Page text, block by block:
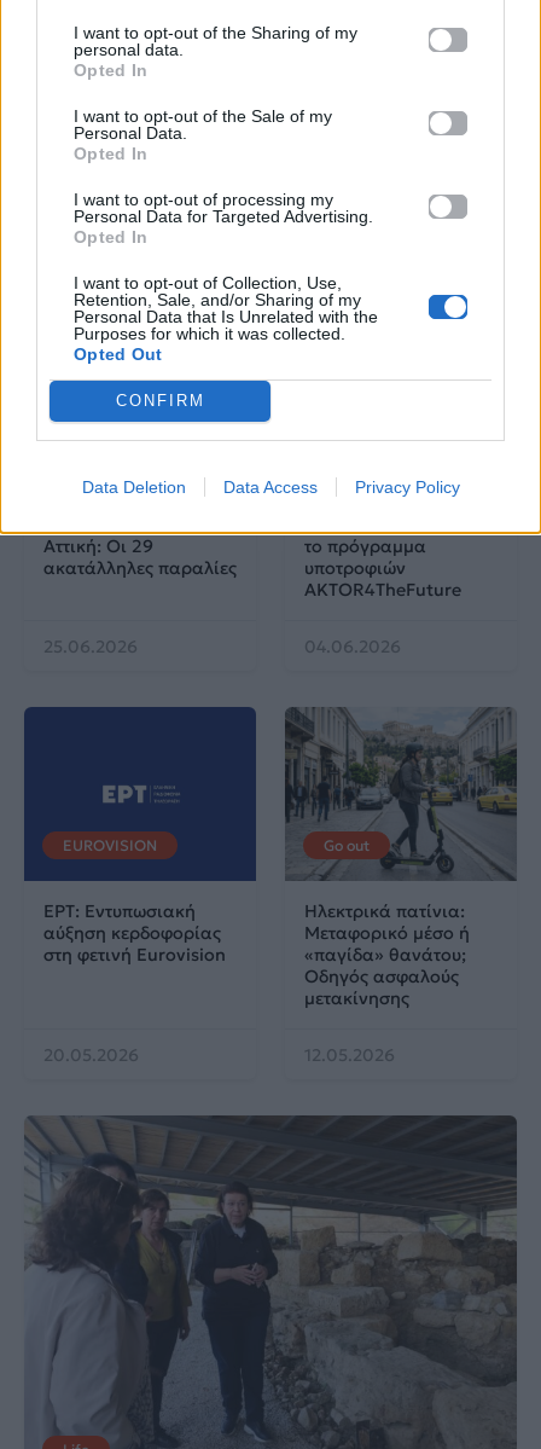
I want to opt-out of the Sharing of my
personal data.
Opted In
I want to opt-out of the Sale of my
Personal Data.
Opted In
I want to opt-out of processing my
Personal Data for Targeted Advertising.
Opted In
I want to opt-out of Collection, Use,
Retention, Sale, and/or Sharing of my
Personal Data that Is Unrelated with the
Purposes for which it was collected.
Opted Out
CONFIRM
Data Deletion Data Access Privacy Policy
Πανελλαδικές 2026:
βαθμολογιών η
Λαρισαία Ιωάννα
Παπακώστα με 19.780
26.06.2026
Life
Αττική: Οι 29
ακατάλληλες παραλίες
25.06.2026
Life
AKTOR: Δίπλα στους
το πρόγραμμα
υποτροφιών
AKTOR4TheFuture
04.06.2026
EUROVISION
ΕΡΤ: Εντυπωσιακή
αύξηση κερδοφορίας
στη φετινή Eurovision
20.05.2026
Go out
Ηλεκτρικά πατίνια:
Μεταφορικό μέσο ή
«παγίδα» θανάτου;
Οδηγός ασφαλούς
μετακίνησης
12.05.2026